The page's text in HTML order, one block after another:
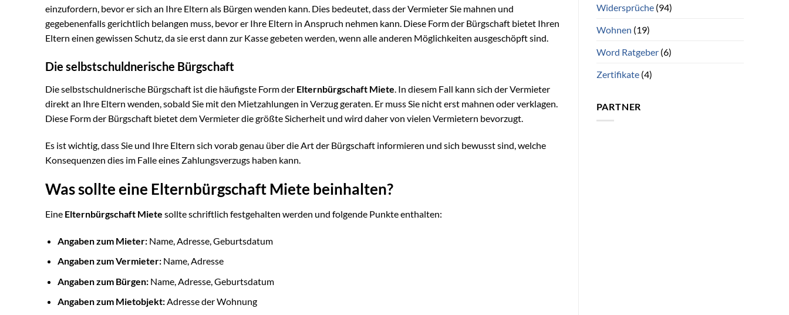
einzufordern, bevor er sich an Ihre Eltern als Bürgen wenden kann. Dies bedeutet, dass der Vermieter Sie mahnen und
gegebenenfalls gerichtlich belangen muss, bevor er Ihre Eltern in Anspruch nehmen kann. Diese Form der Bürgschaft bietet Ihren
Eltern einen gewissen Schutz, da sie erst dann zur Kasse gebeten werden, wenn alle anderen Möglichkeiten ausgeschöpft sind.
Die selbstschuldnerische Bürgschaft
Die selbstschuldnerische Bürgschaft ist die häufigste Form der Elternbürgschaft Miete. In diesem Fall kann sich der Vermieter
direkt an Ihre Eltern wenden, sobald Sie mit den Mietzahlungen in Verzug geraten. Er muss Sie nicht erst mahnen oder verklagen.
Diese Form der Bürgschaft bietet dem Vermieter die größte Sicherheit und wird daher von vielen Vermietern bevorzugt.
Es ist wichtig, dass Sie und Ihre Eltern sich vorab genau über die Art der Bürgschaft informieren und sich bewusst sind, welche
Konsequenzen dies im Falle eines Zahlungsverzugs haben kann.
Was sollte eine Elternbürgschaft Miete beinhalten?
Eine Elternbürgschaft Miete sollte schriftlich festgehalten werden und folgende Punkte enthalten:
Angaben zum Mieter:Name, Adresse, Geburtsdatum
Angaben zum Vermieter:Name, Adresse
Angaben zum Bürgen:Name, Adresse, Geburtsdatum
Angaben zum Mietobjekt:Adresse der Wohnung
Widersprüche(94)
Wohnen (19)
Word Ratgeber(6)
Zertifikate(4)
PARTNER